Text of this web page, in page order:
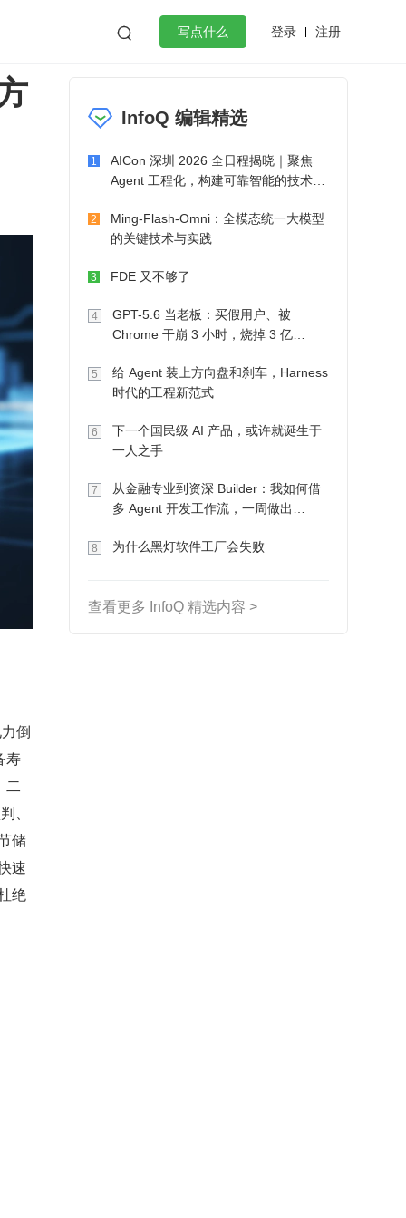
 写点什么 登录 注册
工作
微服务架构 flutter
倒
寿
二
、
储
速
绝
InfoQ 编辑精选
1
AICon 深圳 2026 全日程揭晓｜聚焦
Agent 工程化，构建可靠智能的技术路
2
Ming-Flash-Omni：全模态统一大模型
的关键技术与实践
3 FDE 又不够了
4
GPT-5.6 当老板：买假用户、被
Chrome 干崩 3 小时，烧掉 3 亿
5
给 Agent 装上方向盘和刹车，Harness
时代的工程新范式
6
下一个国民级 AI 产品，或许就诞生于
一人之手
7
从金融专业到资深 Builder：我如何借
多 Agent 开发工作流，一周做出
8 为什么黑灯软件工厂会失败
查看更多 InfoQ 精选内容 >